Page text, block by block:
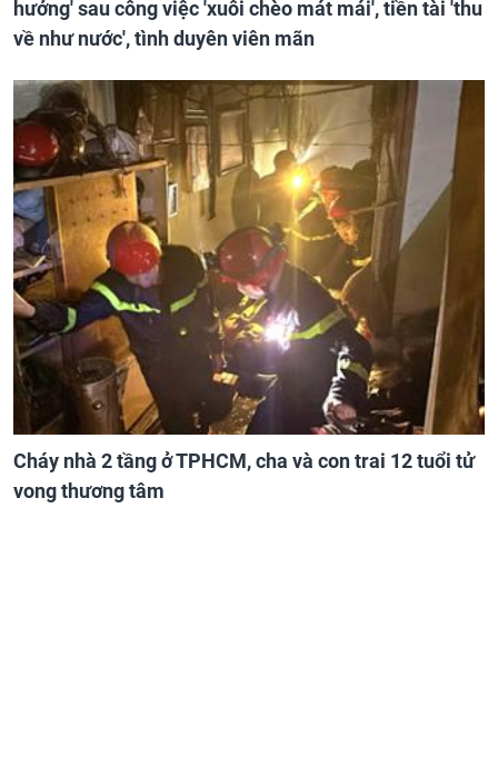
hưởng' sau công việc 'xuôi chèo mát mái', tiền tài 'thu
về như nước', tình duyên viên mãn
Cháy nhà 2 tầng ở TPHCM, cha và con trai 12 tuổi tử
vong thương tâm